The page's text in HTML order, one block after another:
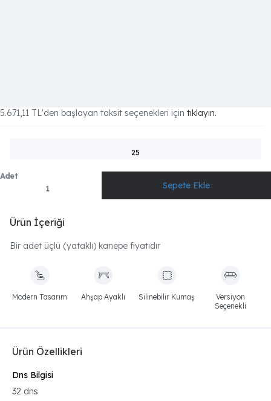
5.671,11 TL'den başlayan taksit seçenekleri için tıklayın.
25
Adet
Ürün İçeriği
Bir adet üçlü (yataklı) kanepe fiyatıdır
Modern Tasarım Ahşap Ayaklı Silinebilir Kumaş
Versiyon
Seçenekli
Ürün Özellikleri
Dns Bilgisi
32 dns